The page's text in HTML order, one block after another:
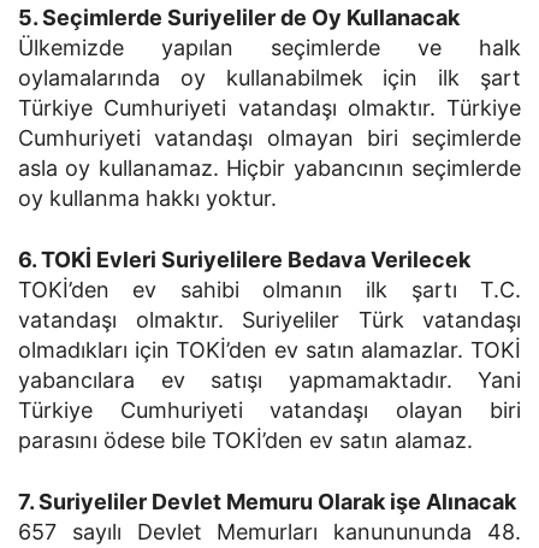
5. Seçimlerde Suriyeliler de Oy Kullanacak
Ülkemizde yapılan seçimlerde ve halk
oylamalarında oy kullanabilmek için ilk şart
Türkiye Cumhuriyeti vatandaşı olmaktır. Türkiye
Cumhuriyeti vatandaşı olmayan biri seçimlerde
asla oy kullanamaz. Hiçbir yabancının seçimlerde
oy kullanma hakkı yoktur.
6. TOKİ Evleri Suriyelilere Bedava Verilecek
TOKİ’den ev sahibi olmanın ilk şartı T.C.
vatandaşı olmaktır. Suriyeliler Türk vatandaşı
olmadıkları için TOKİ’den ev satın alamazlar. TOKİ
yabancılara ev satışı yapmamaktadır. Yani
Türkiye Cumhuriyeti vatandaşı olayan biri
parasını ödese bile TOKİ’den ev satın alamaz.
7. Suriyeliler Devlet Memuru Olarak işe Alınacak
657 sayılı Devlet Memurları kanunununda 48.